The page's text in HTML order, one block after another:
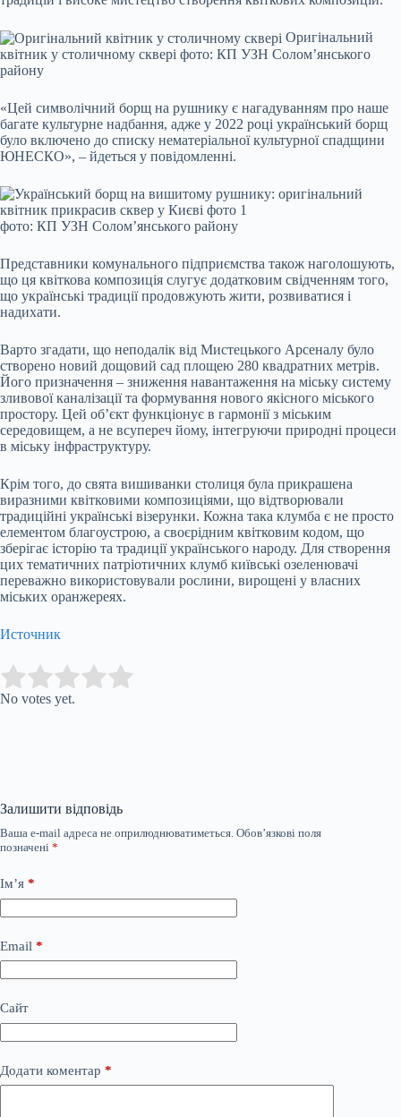
Оригінальний
квітник у столичному сквері фото: КП УЗН Солом’янського
району
«Цей символічний борщ на рушнику є нагадуванням про наше
багате культурне надбання, адже у 2022 році український борщ
було включено до списку нематеріальної культурної спадщини
ЮНЕСКО», – йдеться у повідомленні.
фото: КП УЗН Солом’янського району
Представники комунального підприємства також наголошують,
що ця квіткова композиція слугує додатковим свідченням того,
що українські традиції продовжують жити, розвиватися і
надихати.
Варто згадати, що неподалік від Мистецького Арсеналу було
створено новий дощовий сад площею 280 квадратних метрів.
Його призначення – зниження навантаження на міську систему
зливової каналізації та формування нового якісного міського
простору. Цей об’єкт функціонує в гармонії з міським
середовищем, а не всупереч йому, інтегруючи природні процеси
в міську інфраструктуру.
Крім того, до свята вишиванки столиця була прикрашена
виразними квітковими композиціями, що відтворювали
традиційні українські візерунки. Кожна така клумба є не просто
елементом благоустрою, а своєрідним квітковим кодом, що
зберігає історію та традиції українського народу. Для створення
цих тематичних патріотичних клумб київські озеленювачі
переважно використовували рослини, вирощені у власних
міських оранжереях.
Источник
Rate this item:
No votes yet.
Залишити відповідь
Ваша e-mail адреса не оприлюднюватиметься. Обов’язкові поля
позначені *
Ім’я *
Email *
Сайт
Додати коментар *